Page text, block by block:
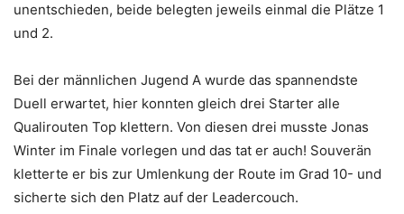
unentschieden, beide belegten jeweils einmal die Plätze 1
und 2.
Bei der männlichen Jugend A wurde das spannendste
Duell erwartet, hier konnten gleich drei Starter alle
Qualirouten Top klettern. Von diesen drei musste Jonas
Winter im Finale vorlegen und das tat er auch! Souverän
kletterte er bis zur Umlenkung der Route im Grad 10- und
sicherte sich den Platz auf der Leadercouch.